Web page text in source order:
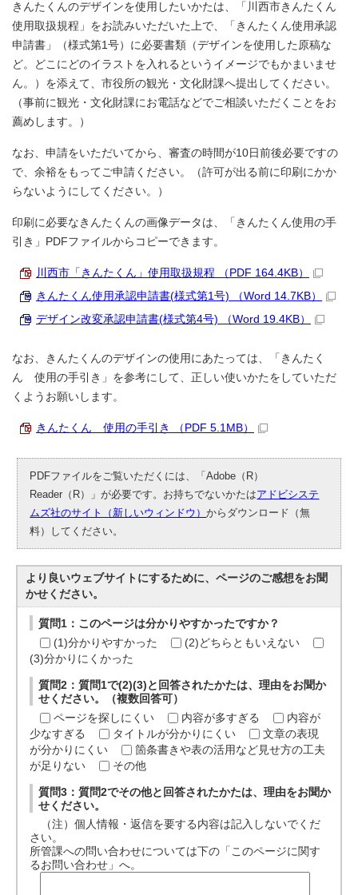
きんたくんのデザインを使用したいかたは、「川西市きんたくん
使用取扱規程」をお読みいただいた上で、「きんたくん使用承認
申請書」（様式第1号）に必要書類（デザインを使用した原稿な
ど。どこにどのイラストを入れるというイメージでもかまいませ
ん。）を添えて、市役所の観光・文化財課へ提出してください。
（事前に観光・文化財課にお電話などでご相談いただくことをお
薦めします。）
なお、申請をいただいてから、審査の時間が10日前後必要ですの
で、余裕をもってご申請ください。（許可が出る前に印刷にかか
らないようにしてください。）
印刷に必要なきんたくんの画像データは、「きんたくん使用の手
引き」PDFファイルからコピーできます。
川西市「きんたくん」使用取扱規程 （PDF 164.4KB）
きんたくん使用承認申請書(様式第1号) （Word 14.7KB）
デザイン改変承認申請書(様式第4号) （Word 19.4KB）
なお、きんたくんのデザインの使用にあたっては、「きんたく
ん 使用の手引き」を参考にして、正しい使いかたをしていただ
くようお願いします。
きんたくん 使用の手引き （PDF 5.1MB）
PDFファイルをご覧いただくには、「Adobe（R）
Reader（R）」が必要です。お持ちでないかたはアドビシステ
ムズ社のサイト（新しいウィンドウ）からダウンロード（無
料）してください。
より良いウェブサイトにするために、ページのご感想をお聞
かせください。
質問1：このページは分かりやすかったですか？
(1)分かりやすかった
(2)どちらともいえない
(3)分かりにくかった
質問2：質問1で(2)(3)と回答されたかたは、理由をお聞か
せください。（複数回答可）
ページを探しにくい
内容が多すぎる
内容が
少なすぎる
タイトルが分かりにくい
文章の表現
が分かりにくい
箇条書きや表の活用など見せ方の工夫
が足りない
その他
質問3：質問2でその他と回答されたかたは、理由をお聞か
せください。
（注）個人情報・返信を要する内容は記入しないでくだ
さい。
所管課への問い合わせについては下の「このページに関す
るお問い合わせ」へ。